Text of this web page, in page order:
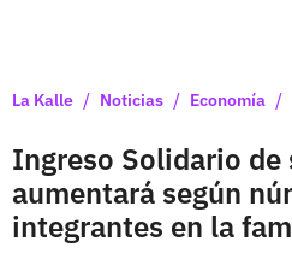
La Kalle / Noticias / Economía /
Ingreso Solidario de
aumentará según
integrantes en la